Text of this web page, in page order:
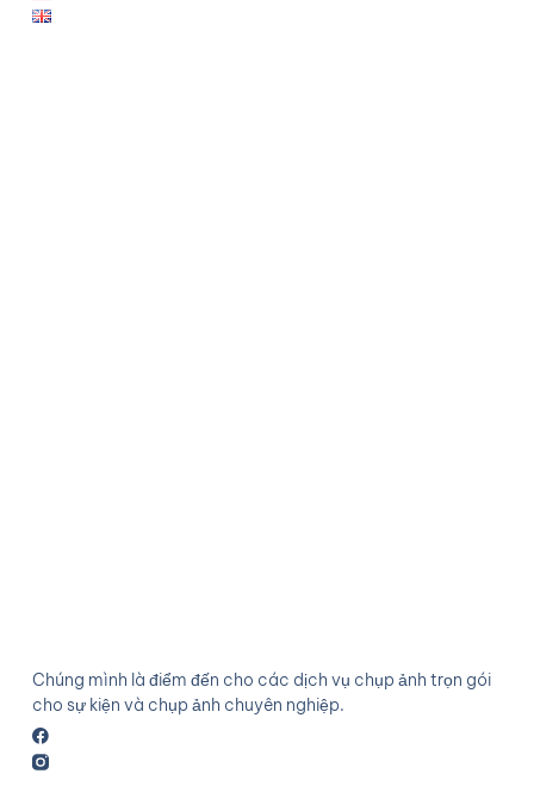
Chúng mình là điểm đến cho các dịch vụ chụp ảnh trọn gói
cho sự kiện và chụp ảnh chuyên nghiệp.